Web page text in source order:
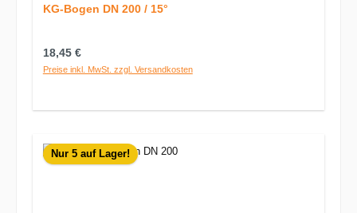
KG-Bogen DN 200 / 15°
Regulärer Preis:
18,45 €
Preise inkl. MwSt. zzgl. Versandkosten
Nur 5 auf Lager!